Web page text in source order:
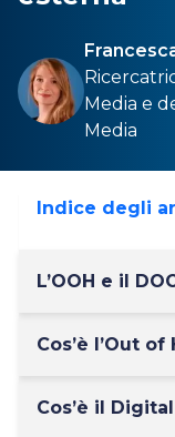
Media e
Media
Indice degli
L’OOH e il
Cos’è l’Out of
Cos’è il